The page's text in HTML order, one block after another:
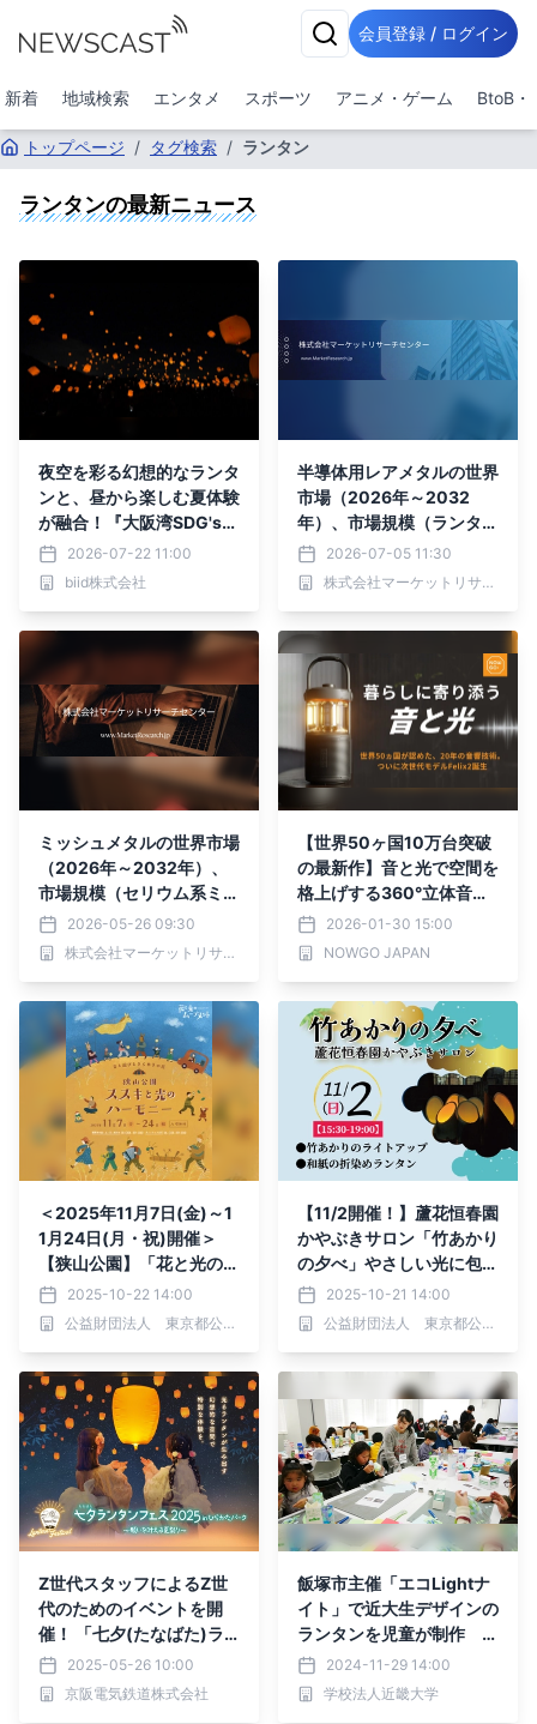
会員登録 / ログイン
新着 地域検索 エンタメ スポーツ アニメ・ゲーム BtoB・
トップページ / タグ検索 / ランタン
ランタンの最新ニュース
夜空を彩る幻想的なランタ
ンと、昼から楽しむ夏体験
が融合！『大阪湾SDG'sプ
ロジェクト2026 スカイラ
ンタンに感謝と願いを込め
て』8月22日（土）大阪北
本日よりチケット先行販売
開始
2026-07-22 11:00
biid株式会社
半導体用レアメタルの世界
市場（2026年～2032
年）、市場規模（ランタン
（La）、セリウム（C
e）、ネオジム（Nd）、サ
マリウム（Sm）、ユーロ
ム（Tb）、ジスプロシウ
ム（Dy）、その他）・分
析レポートを発表
2026-07-05 11:30
株式会社マーケットリサーチセンター
ミッシュメタルの世界市場
（2026年～2032年）、
市場規模（セリウム系ミッ
シュメタル、ランタン系ミ
ッシュメタル、ネオジム系
ミッシュメタル、その
2026-05-26 09:30
株式会社マーケットリサーチセンター
【世界50ヶ国10万台突破
の最新作】音と光で空間を
格上げする360°立体音響
ランタンスピーカー「NO
WGO Felix 2」一般販売に
先駆けて1月3日よりMaku
モデルF1から大幅改善！
2026-01-30 15:00
NOWGO JAPAN
＜2025年11月7日(金)～1
1月24日(月・祝)開催＞
【狭山公園】「花と光のム
ーブメント ～⾳と遊びと
きらめきの花 ススキと光
のハーモニー～」
2025-10-22 14:00
公益財団法人 東京都公園協会
【11/2開催！】蘆花恒春園
かやぶきサロン「竹あかり
の夕べ」やさしい光に包ま
れる、一夜限りの特別公開
2025-10-21 14:00
公益財団法人 東京都公園協会
Z世代スタッフによるZ世
代のためのイベントを開
催！ 「七夕(たなばた)ラ
ンタンフェス2025 inひら
かたパーク～願いを叶える
夏祭り～」
2025-05-26 10:00
京阪電気鉄道株式会社
飯塚市主催「エコLightナ
イト」で近大生デザインの
ランタンを児童が制作 児
童が省エネや地球温暖化防
止について考える機会に
2024-11-29 14:00
学校法人近畿大学